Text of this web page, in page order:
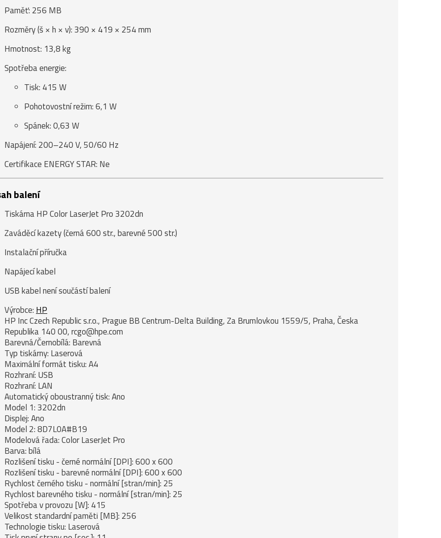
Paměť: 256 MB
Rozměry (š × h × v): 390 × 419 × 254 mm
Hmotnost: 13,8 kg
Spotřeba energie:
Tisk: 415 W
Pohotovostní režim: 6,1 W
Spánek: 0,63 W
Napájení: 200–240 V, 50/60 Hz
Certifikace ENERGY STAR: Ne
balení
Tiskárna HP Color LaserJet Pro 3202dn
Zaváděcí kazety (černá 600 str., barevné 500 str.)
Instalační příručka
Napájecí kabel
USB kabel není součástí balení
Výrobce: HP
HP Inc Czech Republic s.r.o., Prague BB Centrum-Delta Building, Za Brumlovkou 1559/5, Praha, Česka
Republika 140 00, rcgo@hpe.com
Barevná/Černobílá: Barevná
Typ tiskárny: Laserová
Maximální formát tisku: A4
Rozhraní: USB
Rozhraní: LAN
Automatický oboustranný tisk: Ano
Model 1: 3202dn
Displej: Ano
Model 2: 8D7L0A#B19
Modelová řada: Color LaserJet Pro
Barva: bílá
Rozlišení tisku - černé normální [DPI]: 600 x 600
Rozlišení tisku - barevné normální [DPI]: 600 x 600
Rychlost černého tisku - normální [stran/min]: 25
Rychlost barevného tisku - normální [stran/min]: 25
Spotřeba v provozu [W]: 415
Velikost standardní paměti [MB]: 256
Technologie tisku: Laserová